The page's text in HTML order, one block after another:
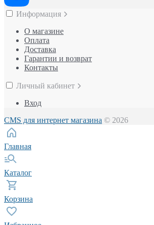
Информация
О магазине
Оплата
Доставка
Гарантии и возврат
Контакты
Личный кабинет
Вход
CMS для интернет магазина © 2026
Главная
Каталог
Корзина